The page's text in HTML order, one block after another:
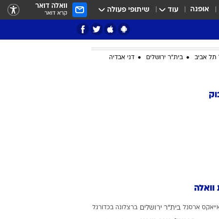
אופנה עוד שיתופי פעולה וואלה דואר
קרא דואר
תל אביב בית"ר ירושלים דני אבדיה
וואלה
ארסנל בית"ר ירושלים ברצלונה בכדורגל